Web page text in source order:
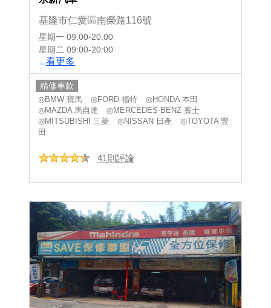
基隆市仁愛區南榮路116號
星期一 09:00-20:00
星期二 09:00-20:00
...看更多
精修車款
◎BMW 寶馬 ◎FORD 福特
◎HONDA 本田
◎MAZDA 馬自達
◎MERCEDES-BENZ 賓士
◎MITSUBISHI 三菱
◎NISSAN 日產
◎TOYOTA 豐
田
41則評論